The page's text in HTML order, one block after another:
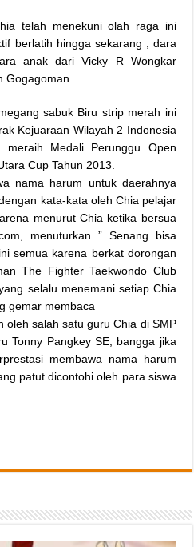
telah menekuni olah raga ini
berlatih hingga sekarang , dara
anak dari Vicky R Wongkar
Gogagoman
sabuk Biru strip merah ini
Kejuaraan Wilayah 2 Indonesia
meraih Medali Perunggu Open
Cup Tahun 2013.
nama harum untuk daerahnya
kata-kata oleh Chia pelajar
menurut Chia ketika bersua
menuturkan ” Senang bisa
semua karena berkat dorongan
The Fighter Taekwondo Club
selalu menemani setiap Chia
gemar membaca
oleh salah satu guru Chia di SMP
Tonny Pangkey SE, bangga jika
membawa nama harum
patut dicontohi oleh para siswa